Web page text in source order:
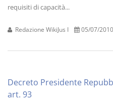
requisiti di capacità...
Redazione WikiJus I 05/07/2010
Decreto Presidente
art. 93